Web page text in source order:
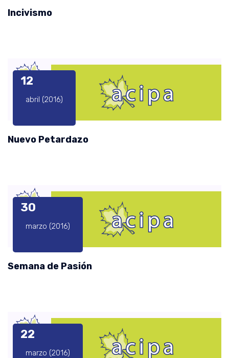
Incivismo
12
abril (2016)
Nuevo Petardazo
30
marzo (2016)
Semana de Pasión
22
marzo (2016)